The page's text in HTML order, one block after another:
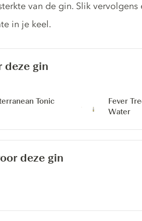
van de gin. Slik
in je keel.
deze gin
Tonic
Fever
Water
deze gin